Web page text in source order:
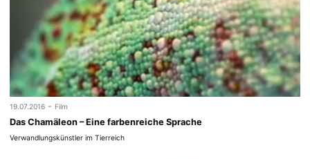
19.07.2016 - Film
Das Chamäleon – Eine farbenreiche Sprache
Verwandlungskünstler im Tierreich